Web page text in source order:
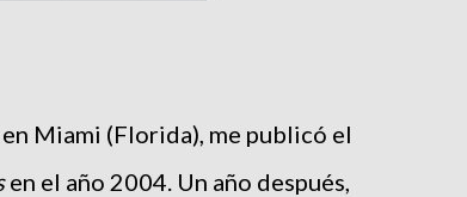
Miami (Florida), me publicó el
en el año 2004. Un año después,